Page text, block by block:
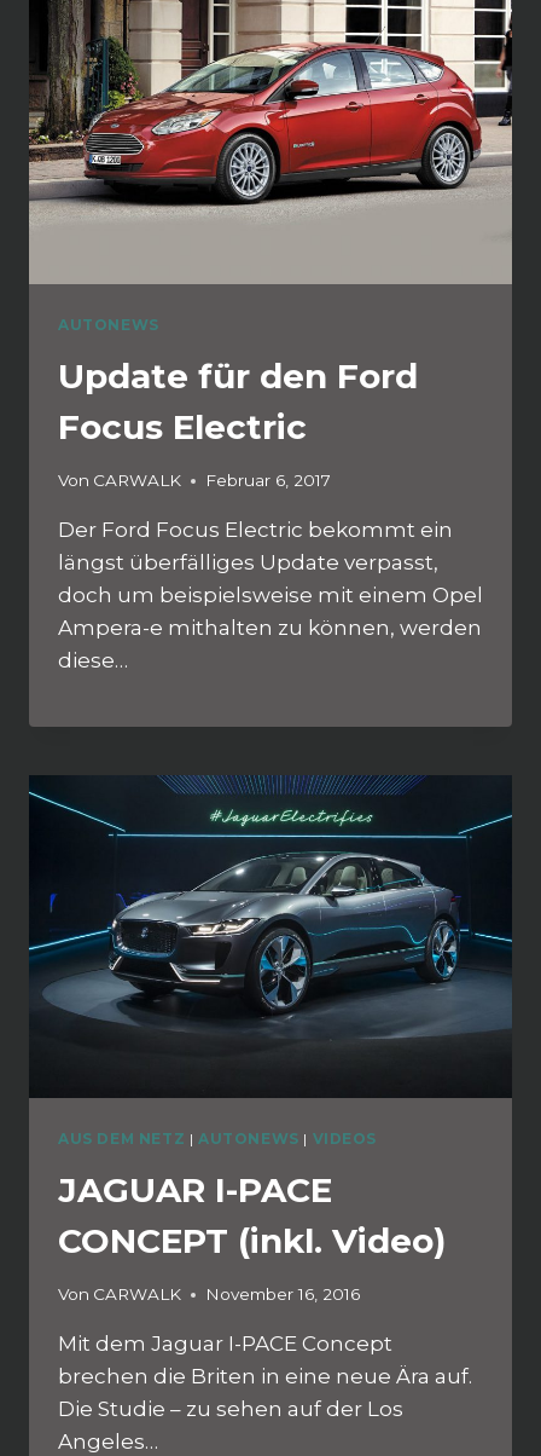
AUTONEWS
Update für den Ford
Focus Electric
Von CARWALK Februar 6, 2017
Der Ford Focus Electric bekommt ein
längst überfälliges Update verpasst,
doch um beispielsweise mit einem Opel
Ampera-e mithalten zu können, werden
diese…
AUS DEM NETZ | AUTONEWS | VIDEOS
JAGUAR I-PACE
CONCEPT (inkl. Video)
Von CARWALK November 16, 2016
Mit dem Jaguar I-PACE Concept
brechen die Briten in eine neue Ära auf.
Die Studie – zu sehen auf der Los
Angeles…